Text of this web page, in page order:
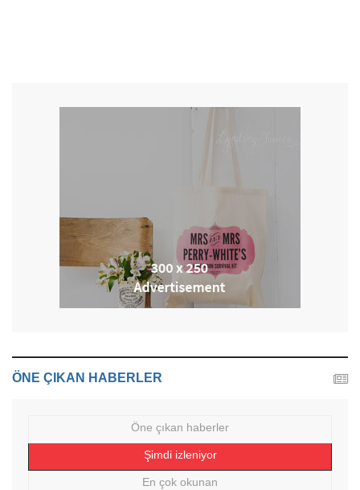
ÖNE ÇIKAN HABERLER
Öne çıkan haberler
Şimdi izleniyor
En çok okunan